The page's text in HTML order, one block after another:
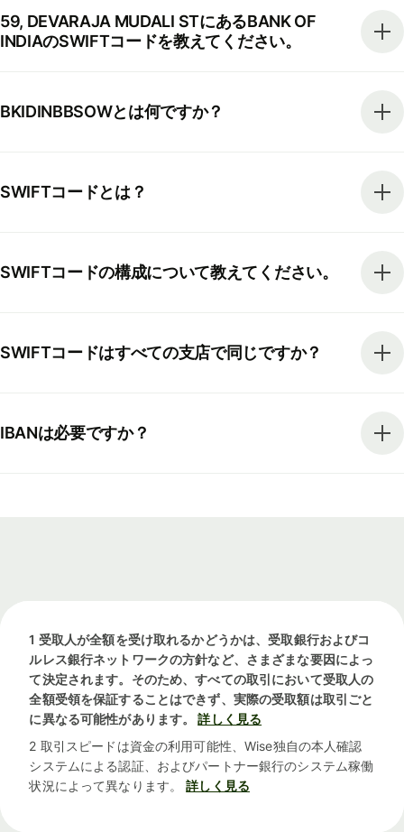
59, DEVARAJA MUDALI STにあるBANK OF
INDIAのSWIFTコードを教えてください。
BKIDINBBSOWとは何ですか？
SWIFTコードとは？
SWIFTコードの構成について教えてください。
SWIFTコードはすべての支店で同じですか？
IBANは必要ですか？
1 受取人が全額を受け取れるかどうかは、受取銀行およびコ
ルレス銀行ネットワークの方針など、さまざまな要因によっ
て決定されます。そのため、すべての取引において受取人の
全額受領を保証することはできず、実際の受取額は取引ごと
に異なる可能性があります。
詳しく見る
2 取引スピードは資金の利用可能性、Wise独自の本人確認
システムによる認証、およびパートナー銀行のシステム稼働
状況によって異なります。
詳しく見る